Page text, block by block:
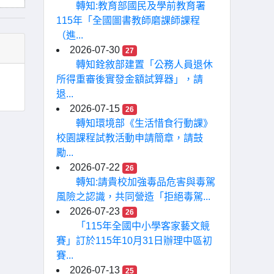
轉知:教育部國民及學前教育署
115年「全國圖書教師磨課師課程
（進...
2026-07-30
27
轉知銓敘部建置「公務人員退休
所得重審後實發金額試算器」，請
退...
2026-07-15
26
轉知環境部《生活惜食行動課》
校園課程試教活動申請簡章，請鼓
勵...
2026-07-22
26
轉知:請貴校加強毒品危害與毒駕
風險之認識，共同營造「拒絕毒駕...
2026-07-23
26
「115年全國中小學客家藝文競
賽」訂於115年10月31日辦理中區初
賽...
2026-07-13
25